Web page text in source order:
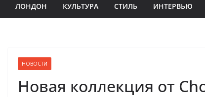
ЛОНДОН КУЛЬТУРА СТИЛЬ ИНТЕРВЬЮ
НОВОСТИ
Новая коллекция от